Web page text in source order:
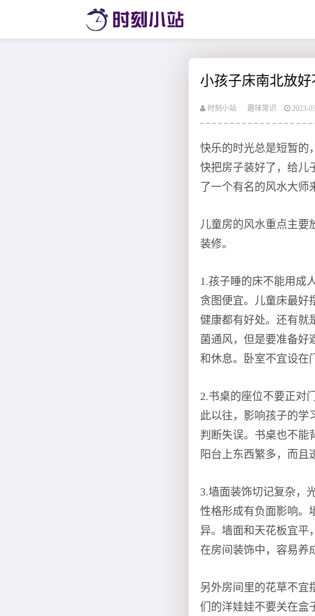
小孩子床南北放好
时刻小站 趣味常识 2023-
快乐的时光总是短暂的
快把房子装好了，给儿
了一个有名的风水大
儿童房的风水重点主要
装修。
1.孩子睡的床不能用成
贪图便宜。儿童床最好
健康都有好处。还有就
菌通风，但是要准备好
和休息。卧室不宜设在
2.书桌的座位不要正对
此以往，影响孩子的学
判断失误。书桌也不能
阳台上东西繁多，而且
3.墙面装饰切记复杂，
性格形成有负面影响。
异。墙面和天花板宜平
在房间装饰中，容易养
另外房间里的花草不宜
们的洋娃娃不要关在盒